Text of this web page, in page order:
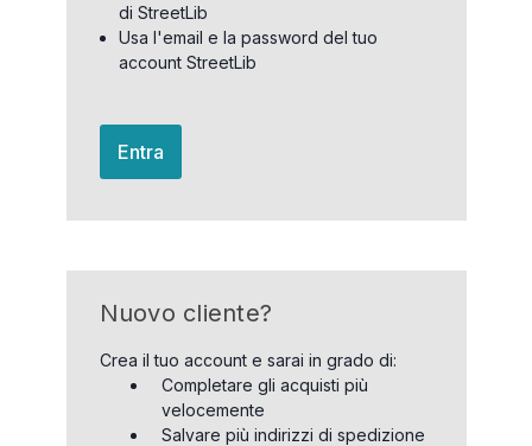
di StreetLib
Usa l'email e la password del tuo
account StreetLib
Entra
Nuovo cliente?
Crea il tuo account e sarai in grado di:
Completare gli acquisti più
velocemente
Salvare più indirizzi di spedizione